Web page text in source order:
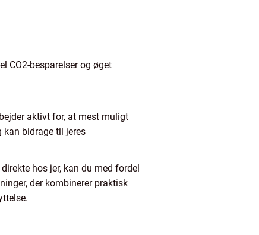
CO2-besparelser og øget
aktivt for, at mest muligt
bidrage til jeres
hos jer, kan du med fordel
der kombinerer praktisk